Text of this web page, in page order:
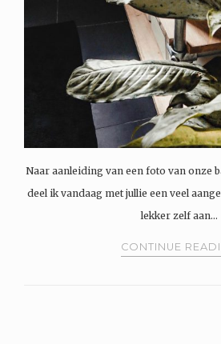
Naar aanleiding van een foto van onze
deel ik vandaag met jullie een veel
lekker zelf aan…
CONTINUE